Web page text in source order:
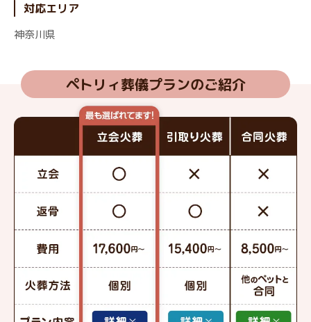
対応エリア
神奈川県
ペトリィ葬儀プランのご紹介